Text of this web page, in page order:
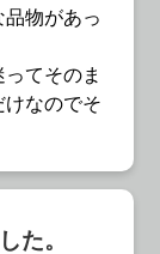
物があっ
てそのま
なのでそ
た。